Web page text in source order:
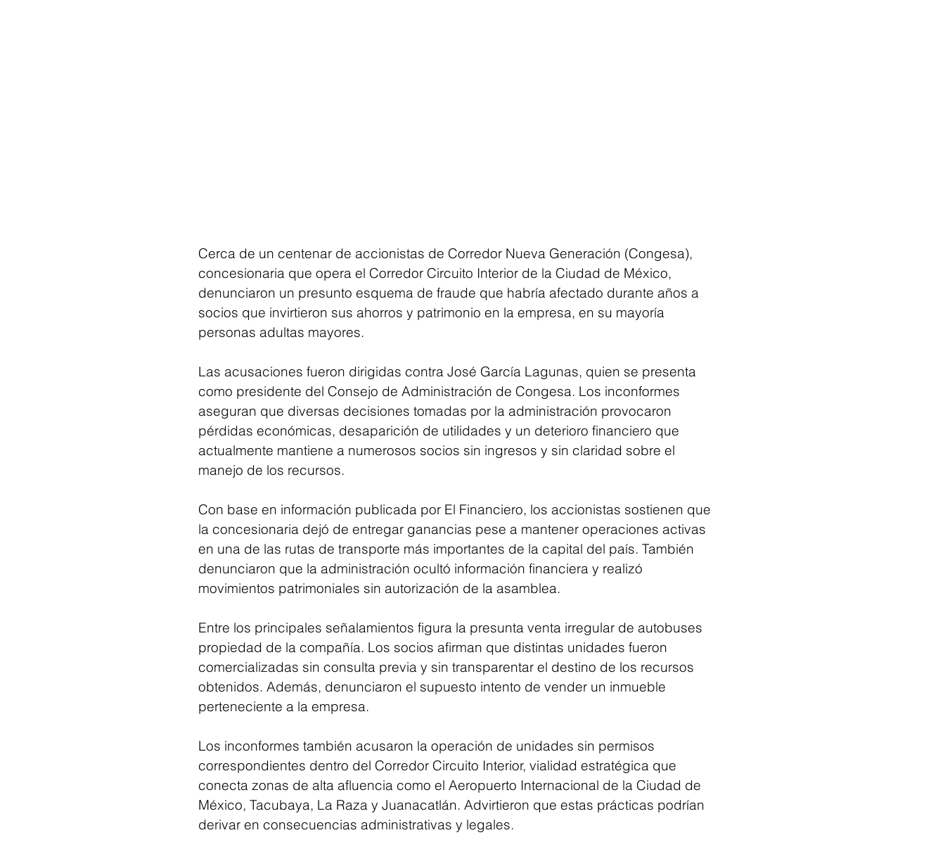
Cerca de un centenar de accionistas de Corredor Nueva Generación (Congesa),
concesionaria que opera el Corredor Circuito Interior de la Ciudad de México,
denunciaron un presunto esquema de fraude que habría afectado durante años a
socios que invirtieron sus ahorros y patrimonio en la empresa, en su mayoría
personas adultas mayores.
Las acusaciones fueron dirigidas contra José García Lagunas, quien se presenta
como presidente del Consejo de Administración de Congesa. Los inconformes
aseguran que diversas decisiones tomadas por la administración provocaron
pérdidas económicas, desaparición de utilidades y un deterioro financiero que
actualmente mantiene a numerosos socios sin ingresos y sin claridad sobre el
manejo de los recursos.
Con base en información publicada por El Financiero, los accionistas sostienen que
la concesionaria dejó de entregar ganancias pese a mantener operaciones activas
en una de las rutas de transporte más importantes de la capital del país. También
denunciaron que la administración ocultó información financiera y realizó
movimientos patrimoniales sin autorización de la asamblea.
Entre los principales señalamientos figura la presunta venta irregular de autobuses
propiedad de la compañía. Los socios afirman que distintas unidades fueron
comercializadas sin consulta previa y sin transparentar el destino de los recursos
obtenidos. Además, denunciaron el supuesto intento de vender un inmueble
perteneciente a la empresa.
Los inconformes también acusaron la operación de unidades sin permisos
correspondientes dentro del Corredor Circuito Interior, vialidad estratégica que
conecta zonas de alta afluencia como el Aeropuerto Internacional de la Ciudad de
México, Tacubaya, La Raza y Juanacatlán. Advirtieron que estas prácticas podrían
derivar en consecuencias administrativas y legales.